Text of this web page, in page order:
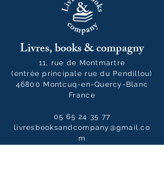
Livres, books & compagny
11, rue de Montmartre
(entrée principale rue du Pendillou)
46800 Montcuq-en-Quercy-Blanc
France
05 65 24 35 77
livresbooksandcompany@gmail.co
m